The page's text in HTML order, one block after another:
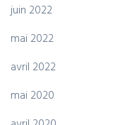
juin 2022
mai 2022
avril 2022
mai 2020